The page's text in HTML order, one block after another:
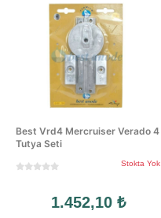
Best Vrd4 Mercruiser Verado 4
Tutya Seti
Stokta Yok
1.452,10 ₺